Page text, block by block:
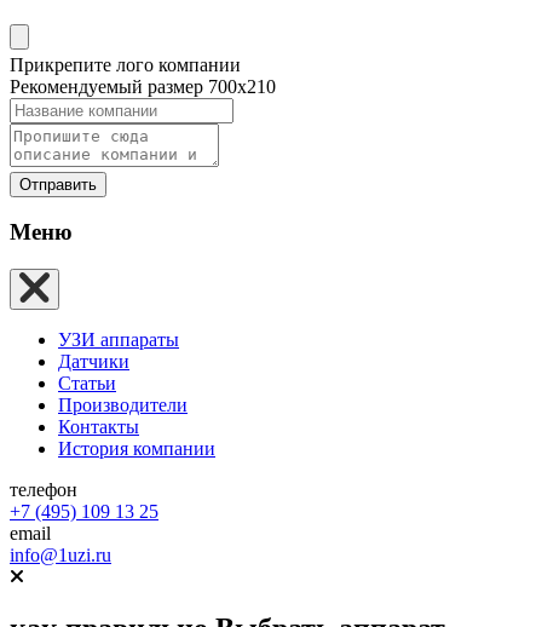
Прикрепите лого компании
Рекомендуемый размер 700х210
Отправить
Меню
УЗИ аппараты
Датчики
Статьи
Производители
Контакты
История компании
телефон
+7 (495) 109 13 25
email
info@1uzi.ru